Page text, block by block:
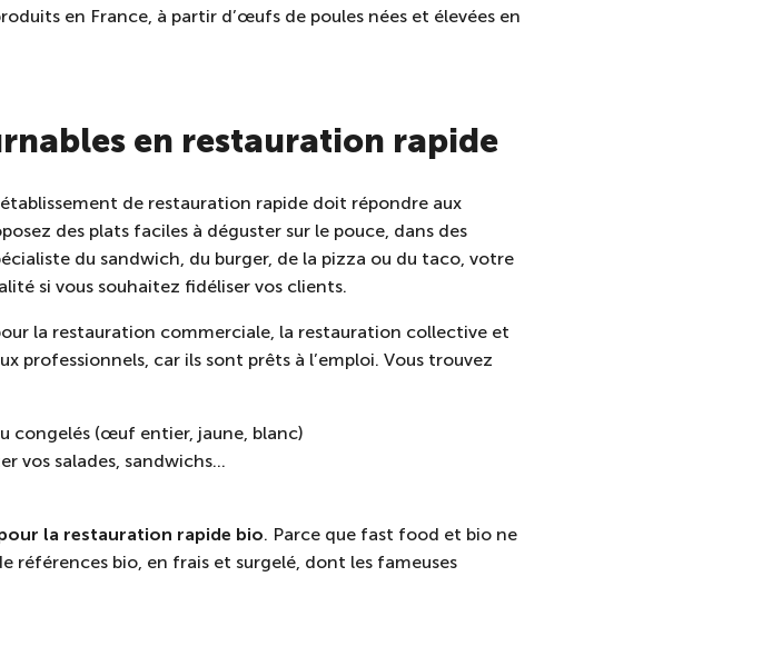
en France, à partir d’œufs de poules nées et élevées en
en restauration rapide
de restauration rapide doit répondre aux
des plats faciles à déguster sur le pouce, dans des
du sandwich, du burger, de la pizza ou du taco, votre
si vous souhaitez fidéliser vos clients.
la restauration commerciale, la restauration collective et
professionnels, car ils sont prêts à l’emploi. Vous trouvez
congelés (œuf entier, jaune, blanc)
vos salades, sandwichs…
la restauration rapide bio. Parce que fast food et bio ne
références bio, en frais et surgelé, dont les fameuses